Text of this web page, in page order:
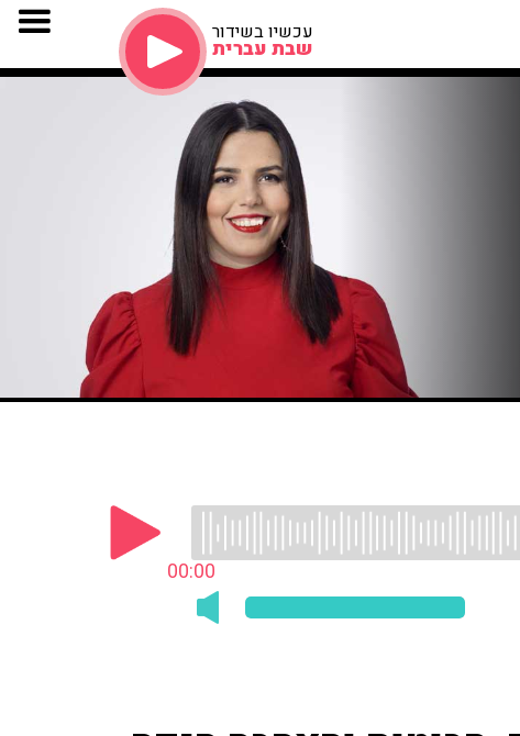
עכשיו בשידור
שבת עברית
00:00